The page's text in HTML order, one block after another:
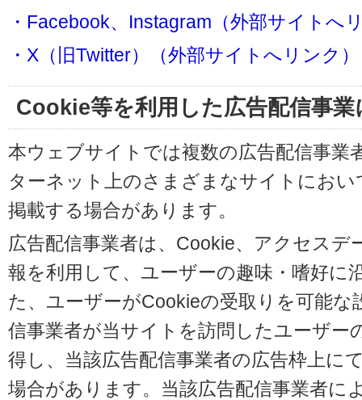
・Facebook、Instagram（外部サイトへ
・X（旧Twitter）（外部サイトへリンク）
Cookie等を利用した広告配信事
本ウェブサイトでは複数の広告配信事業
ターネット上のさまざまなサイトにお
掲載する場合があります。
広告配信事業者は、Cookie、アクセスデ
報を利用して、ユーザーの趣味・嗜好に
た、ユーザーがCookieの受取りを可能
信事業者が当サイトを訪問したユーザー
得し、当該広告配信事業者の広告枠上に
場合があります。当該広告配信事業者に